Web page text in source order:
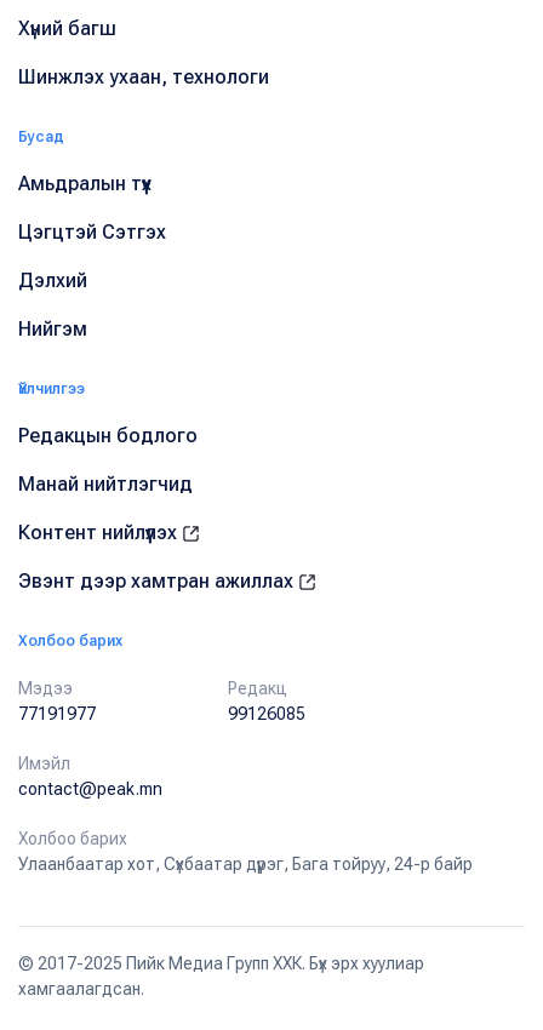
Хүний багш
Шинжлэх ухаан, технологи
Бусад
Амьдралын түүх
Цэгцтэй Сэтгэх
Дэлхий
Нийгэм
Үйлчилгээ
Редакцын бодлого
Манай нийтлэгчид
Контент нийлүүлэх
Эвэнт дээр хамтран ажиллах
Холбоо барих
Мэдээ
77191977
Редакц
99126085
Имэйл
contact@peak.mn
Холбоо барих
Улаанбаатар хот, Сүхбаатар дүүрэг, Бага тойруу, 24-р байр
© 2017-2025 Пийк Медиа Групп ХХК. Бүх эрх хуулиар
хамгаалагдсан.